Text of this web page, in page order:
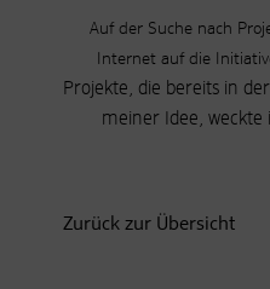
Auf der Suche nach
Internet auf die
Projekte, die bereits in
meiner Idee,
Zurück zur Übersicht